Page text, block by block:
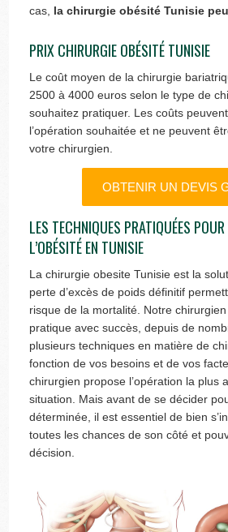
cas, la chirurgie obésité Tunisie
PRIX CHIRURGIE OBÉSITÉ TUNISIE
Le coût moyen de la chirurgie
2500 à 4000 euros selon le type de
souhaitez pratiquer. Les coûts
l’opération souhaitée et ne peuvent
votre chirurgien.
OBTENIR UN DEVIS
LES TECHNIQUES PRATIQUÉES
L’OBÉSITÉ EN TUNISIE
La chirurgie obesite Tunisie est la
perte d’excès de poids définitif
risque de la mortalité. Notre
pratique avec succès, depuis de
plusieurs techniques en matière de
fonction de vos besoins et de vos
chirurgien propose l’opération la plus
situation. Mais avant de se décider
déterminée, il est essentiel de bien
toutes les chances de son côté et
décision.